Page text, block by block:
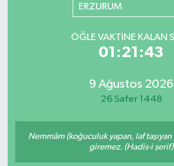
ERZURUM
ÖĞLE VAKTINE KALAN
01:21:43
9 Ağustos 2026
26 Safer 1448
Nemmâm (koğuculuk yapan, laf
giremez. (Hadis-i şerif)
ÇATALKÖY
ENGLISH
Tüm Manşetler
Son Dakika Haberleri